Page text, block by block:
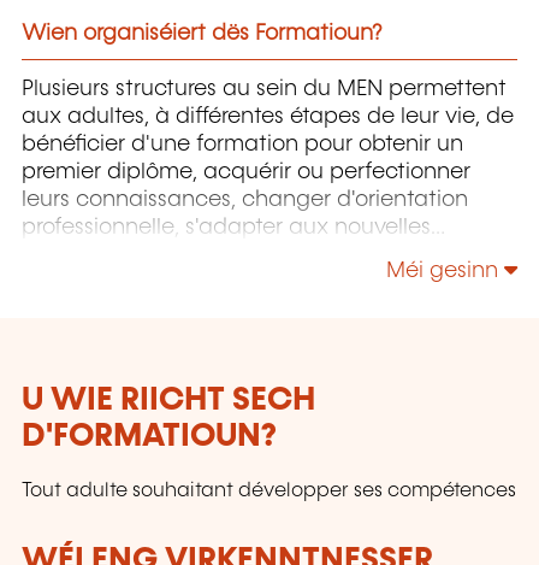
Wien organiséiert dës Formatioun?
Plusieurs structures au sein du MEN permettent
aux adultes, à différentes étapes de leur vie, de
bénéficier d'une formation pour obtenir un
premier diplôme, acquérir ou perfectionner
leurs connaissances, changer d'orientation
professionnelle, s'adapter aux nouvelles
technologies, enrichir leur culture personnelle...
Méi gesinn
U WIE RIICHT SECH
D'FORMATIOUN?
Tout adulte souhaitant développer ses compétences